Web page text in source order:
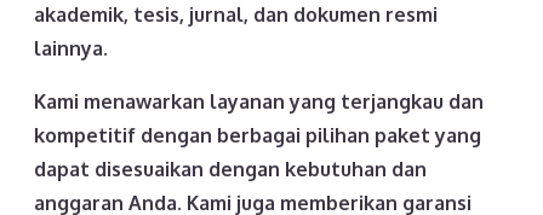
akademik, tesis, jurnal, dan dokumen resmi
lainnya.
Kami menawarkan layanan yang terjangkau dan
kompetitif dengan berbagai pilihan paket yang
dapat disesuaikan dengan kebutuhan dan
anggaran Anda. Kami juga memberikan garansi